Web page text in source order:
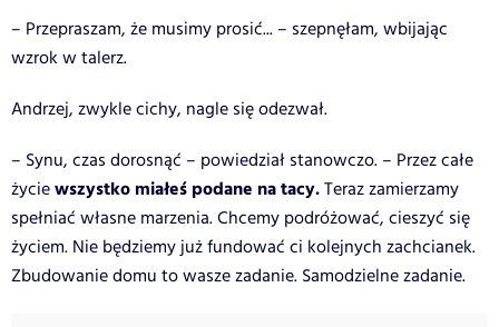
– Przepraszam, że musimy prosić... – szepnęłam, wbijając
wzrok w talerz.
Andrzej, zwykle cichy, nagle się odezwał.
– Synu, czas dorosnąć – powiedział stanowczo. – Przez całe
życiewszystko miałeś podane na tacy.Teraz zamierzamy
spełniać własne marzenia. Chcemy podróżować, cieszyć się
życiem. Nie będziemy już fundować ci kolejnych zachcianek.
Zbudowanie domu to wasze zadanie. Samodzielne zadanie.